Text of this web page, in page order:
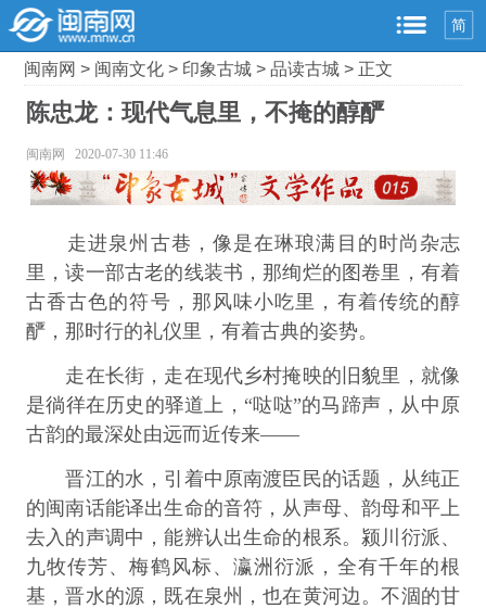
简
闽南网 > 闽南文化 > 印象古城 > 品读古城 > 正文
陈忠龙：现代气息里，不掩的醇酽
闽南网 2020-07-30 11:46
走进泉州古巷，像是在琳琅满目的时尚杂志
里，读一部古老的线装书，那绚烂的图卷里，有着
古香古色的符号，那风味小吃里，有着传统的醇
酽，那时行的礼仪里，有着古典的姿势。
走在长街，走在现代乡村掩映的旧貌里，就像
是徜徉在历史的驿道上，“哒哒”的马蹄声，从中原
古韵的最深处由远而近传来——
晋江的水，引着中原南渡臣民的话题，从纯正
的闽南话能译出生命的音符，从声母、韵母和平上
去入的声调中，能辨认出生命的根系。颍川衍派、
九牧传芳、梅鹤风标、瀛洲衍派，全有千年的根
基，晋水的源，既在泉州，也在黄河边。不涸的甘